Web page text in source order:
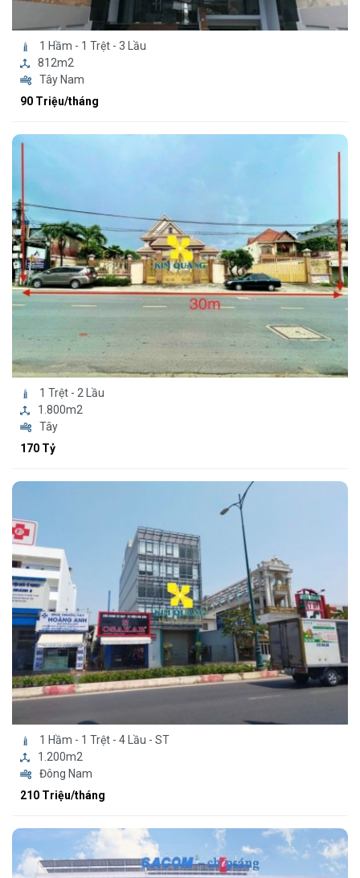
1 Hầm - 1 Trệt - 3 Lầu
812m2
Tây Nam
90 Triệu/tháng
1 Trệt - 2 Lầu
1.800m2
Tây
170 Tỷ
1 Hầm - 1 Trệt - 4 Lầu - ST
1.200m2
Đông Nam
210 Triệu/tháng